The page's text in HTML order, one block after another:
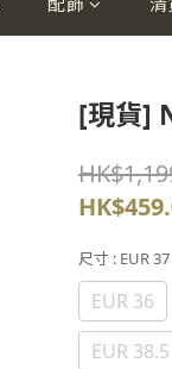
[現貨]
尺寸 : EUR 37
EUR 36
EUR 38.5